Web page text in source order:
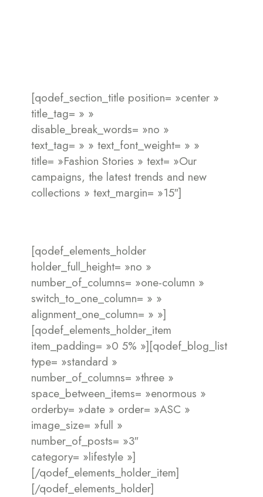
[qodef_section_title position= »center »
title_tag= » »
disable_break_words= »no »
text_tag= » » text_font_weight= » »
title= »Fashion Stories » text= »Our
campaigns, the latest trends and new
collections » text_margin= »15″]
[qodef_elements_holder
holder_full_height= »no »
number_of_columns= »one-column »
switch_to_one_column= » »
alignment_one_column= » »]
[qodef_elements_holder_item
item_padding= »0 5% »][qodef_blog_list
type= »standard »
number_of_columns= »three »
space_between_items= »enormous »
orderby= »date » order= »ASC »
image_size= »full »
number_of_posts= »3″
category= »lifestyle »]
[/qodef_elements_holder_item]
[/qodef_elements_holder]